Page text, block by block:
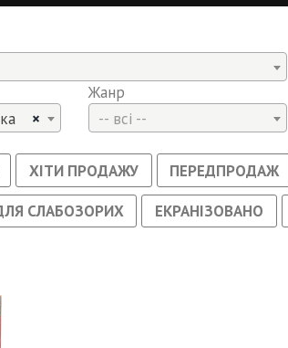
×
Жанр
-- всі --
ХІТИ ПРОДАЖУ ПЕРЕДПРОДАЖ
СЛАБОЗОРИХ ЕКРАНІЗОВАНО